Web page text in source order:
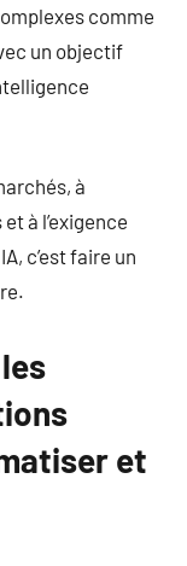
comme
un objectif
à
à l’exigence
c’est faire un
et